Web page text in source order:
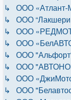
↳ ООО «Атлант-
↳ ООО “Лакшери
↳ ООО
↳ ООО
↳ ООО
↳ ООО
↳ ООО
↳ ООО